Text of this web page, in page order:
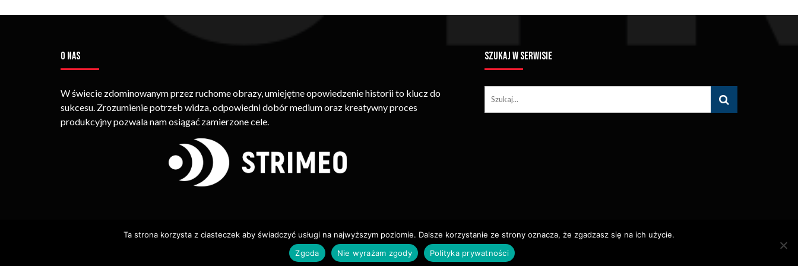
O NAS
W świecie zdominowanym przez ruchome obrazy, umiejętne opowiedzenie historii to klucz do
sukcesu. Zrozumienie potrzeb widza, odpowiedni dobór medium oraz kreatywny proces
produkcyjny pozwala nam osiągać zamierzone cele.
SZUKAJ W SERWISIE
© Copyright STRIMEO. All Rights Reserved. Kopiowanie Treści (w Tym Zdjęć, Materiałów Wideo) Bez Pisemnego Zezwolenia Zabronione.
Usługi
Identyfikacja Wizualna – Logotypy Polityka Cookies
Ta strona korzysta z ciasteczek aby świadczyć usługi na najwyższym poziomie. Dalsze korzystanie ze strony oznacza, że zgadzasz się na ich użycie.
Zgoda
Nie wyrażam zgody Polityka prywatności